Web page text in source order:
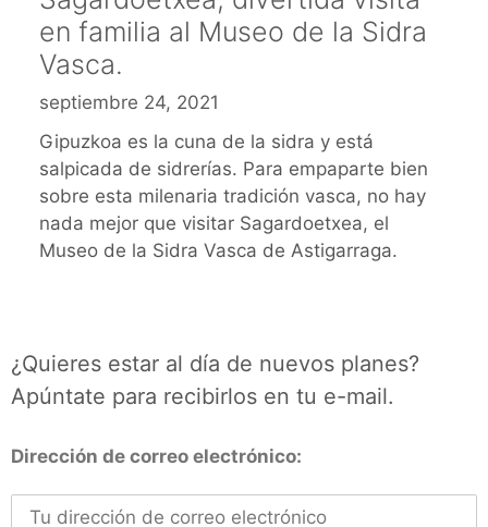
en familia al Museo de la Sidra
Vasca.
septiembre 24, 2021
Gipuzkoa es la cuna de la sidra y está
salpicada de sidrerías. Para empaparte bien
sobre esta milenaria tradición vasca, no hay
nada mejor que visitar Sagardoetxea, el
Museo de la Sidra Vasca de Astigarraga.
¿Quieres estar al día de nuevos planes?
Apúntate para recibirlos en tu e-mail.
Dirección de correo electrónico: